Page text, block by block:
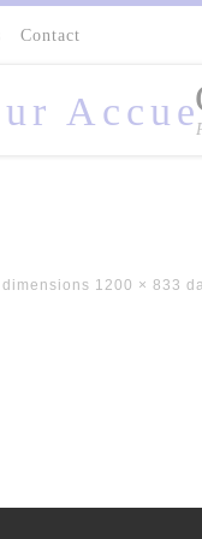
Contact
1200 × 833